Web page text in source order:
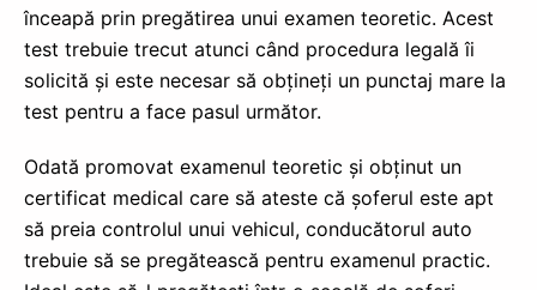
înceapă prin pregătirea unui examen teoretic. Acest
test trebuie trecut atunci când procedura legală îi
solicită și este necesar să obțineți un punctaj mare la
test pentru a face pasul următor.
Odată promovat examenul teoretic și obținut un
certificat medical care să ateste că șoferul este apt
să preia controlul unui vehicul, conducătorul auto
trebuie să se pregătească pentru examenul practic.